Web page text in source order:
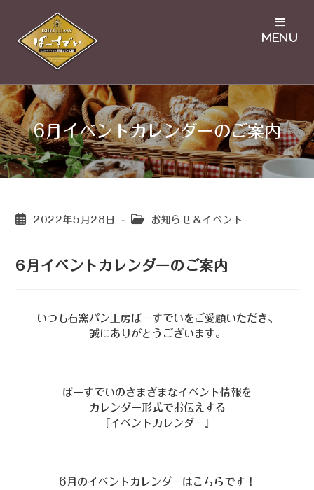
6月イベントカレンダーのご案内
2022年5月28日 お知らせ＆イベント
6月イベントカレンダーのご案内
いつも石窯パン工房ばーすでいをご愛顧いただき、
誠にありがとうございます。
ばーすでいのさまざまなイベント情報を
カレンダー形式でお伝えする
『イベントカレンダー』
6月のイベントカレンダーはこちらです！